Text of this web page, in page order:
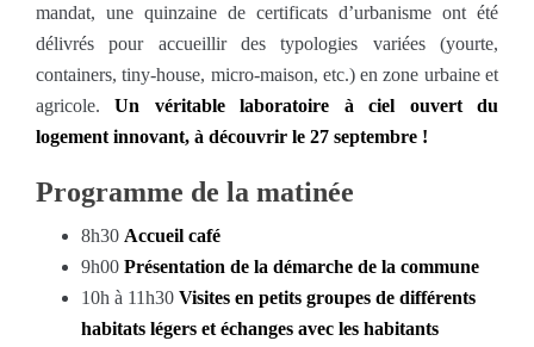
mandat, une quinzaine de certificats d’urbanisme ont été
délivrés pour accueillir des typologies variées (yourte,
containers, tiny-house, micro-maison, etc.) en zone urbaine et
agricole.Un véritable laboratoire à ciel ouvert du
logement innovant, à découvrir le 27 septembre !
Programme de la matinée
8h30 Accueil café
9h00 Présentation de la démarche de la commune
10h à 11h30 Visites en petits groupes de différents
habitats légers et échanges avec les habitants